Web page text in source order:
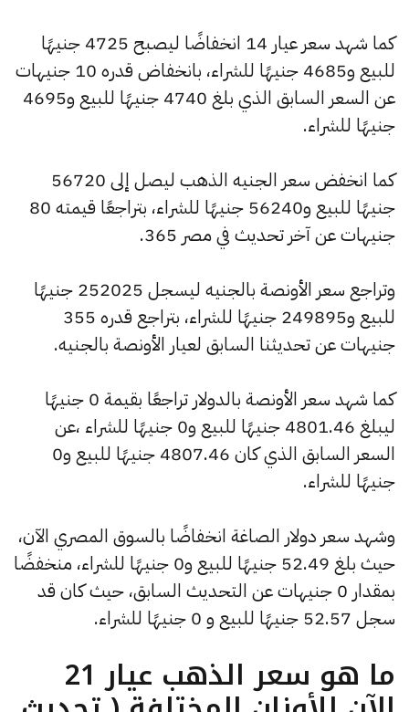
كما شهد سعر عيار 14 انخفاضًا ليصبح 4725 جنيهًا
للبيع و4685 جنيهًا للشراء، بانخفاض قدره 10 جنيهات
عن السعر السابق الذي بلغ 4740 جنيهًا للبيع و4695
جنيهًا للشراء.
كما انخفض سعر الجنيه الذهب ليصل إلى 56720
جنيهًا للبيع و56240 جنيهًا للشراء، بتراجعًا قيمته 80
جنيهات عن آخر تحديث في مصر 365.
وتراجع سعر الأونصة بالجنيه ليسجل 252025 جنيهًا
للبيع و249895 جنيهًا للشراء، بتراجع قدره 355
جنيهات عن تحديثنا السابق لعيار الأونصة بالجنيه.
كما شهد سعر الأونصة بالدولار تراجعًا بقيمة 0 جنيهًا
ليبلغ 4801.46 جنيهًا للبيع و0 جنيهًا للشراء ،عن
السعر السابق الذي كان 4807.46 جنيهًا للبيع و0
جنيهًا للشراء.
وشهد سعر دولار الصاغة انخفاضًا بالسوق المصري الآن،
حيث بلغ 52.49 جنيهًا للبيع و0 جنيهًا للشراء، منخفضًا
بمقدار 0 جنيهات عن التحديث السابق، حيث كان قد
سجل 52.57 جنيهًا للبيع و 0 جنيهًا للشراء.
ما هو سعر الذهب عيار 21